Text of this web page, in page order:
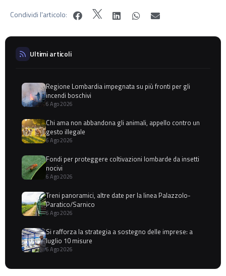
Condividi l'articolo:
Ultimi articoli
Regione Lombardia impegnata su più fronti per gli
incendi boschivi
6 Ago 2026
Chi ama non abbandona gli animali, appello contro un
gesto illegale
6 Ago 2026
Fondi per proteggere coltivazioni lombarde da insetti
nocivi
6 Ago 2026
Treni panoramici, altre date per la linea Palazzolo-
Paratico/Sarnico
6 Ago 2026
Si rafforza la strategia a sostegno delle imprese: a
luglio 10 misure
6 Ago 2026